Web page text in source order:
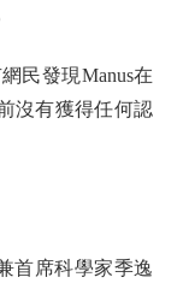
民發現Manus在
沒有獲得任何認
首席科學家季逸